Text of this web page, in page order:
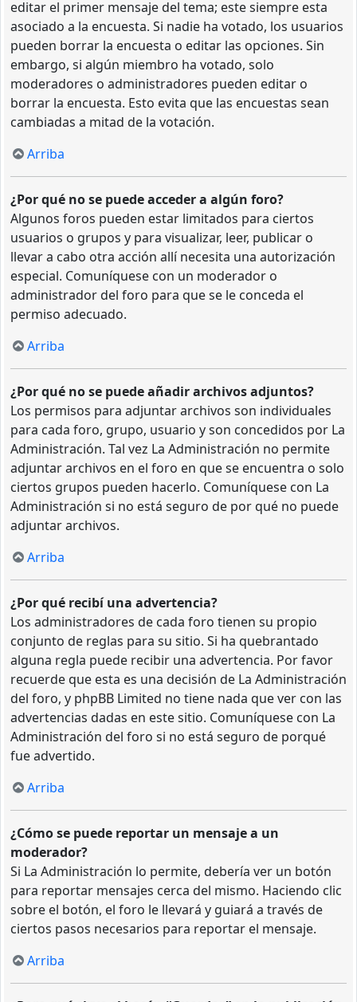
editar el primer mensaje del tema; este siempre esta
asociado a la encuesta. Si nadie ha votado, los usuarios
pueden borrar la encuesta o editar las opciones. Sin
embargo, si algún miembro ha votado, solo
moderadores o administradores pueden editar o
borrar la encuesta. Esto evita que las encuestas sean
cambiadas a mitad de la votación.
Arriba
¿Por qué no se puede acceder a algún foro?
Algunos foros pueden estar limitados para ciertos
usuarios o grupos y para visualizar, leer, publicar o
llevar a cabo otra acción allí necesita una autorización
especial. Comuníquese con un moderador o
administrador del foro para que se le conceda el
permiso adecuado.
Arriba
¿Por qué no se puede añadir archivos adjuntos?
Los permisos para adjuntar archivos son individuales
para cada foro, grupo, usuario y son concedidos por La
Administración. Tal vez La Administración no permite
adjuntar archivos en el foro en que se encuentra o solo
ciertos grupos pueden hacerlo. Comuníquese con La
Administración si no está seguro de por qué no puede
adjuntar archivos.
Arriba
¿Por qué recibí una advertencia?
Los administradores de cada foro tienen su propio
conjunto de reglas para su sitio. Si ha quebrantado
alguna regla puede recibir una advertencia. Por favor
recuerde que esta es una decisión de La Administración
del foro, y phpBB Limited no tiene nada que ver con las
advertencias dadas en este sitio. Comuníquese con La
Administración del foro si no está seguro de porqué
fue advertido.
Arriba
¿Cómo se puede reportar un mensaje a un
moderador?
Si La Administración lo permite, debería ver un botón
para reportar mensajes cerca del mismo. Haciendo clic
sobre el botón, el foro le llevará y guiará a través de
ciertos pasos necesarios para reportar el mensaje.
Arriba